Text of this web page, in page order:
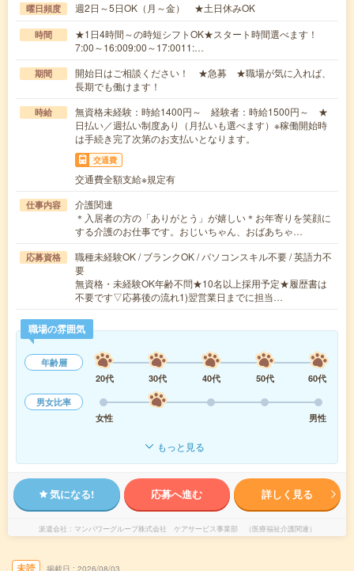
曜日頻度 週2日～5日OK（月～金） ★土日休みOK
時間
★1日4時間～の時短シフトOK★スタート時間選べます！
7:00～16:009:00～17:0011:…
期間
開始日はご相談ください！ ★急募 ★職場が気に入れば、
長期でも働けます！
時給
無資格未経験：時給1400円～ 経験者：時給1500円～ ★
日払い／週払い制度あり（月払いも選べます）※稼働開始時
は手続き完了次第のお支払いとなります。
交通費
交通費全額支給※規定有
仕事内容
介護関連
＊入居者の方の「ありがとう」が嬉しい＊お年寄りを笑顔に
する介護のお仕事です。おじいちゃん、おばあちゃ…
応募資格
職種未経験OK / ブランクOK / パソコンスキル不要 / 英語力不
要
無資格・未経験OK年齢不問★10名以上採用予定★履歴書は
不要です▽応募後の流れ1)翌営業日までに担当…
職場の雰囲気
年齢層
20代
30代 40代 50代
60代
男女比率
女性
男性
もっと見る
気になる! 応募へ進む 詳しく見る
派遣会社 マンパワーグループ株式会社 ケアサービス事業部 （医療福祉介護関連）
未読 掲載日 2026/08/03